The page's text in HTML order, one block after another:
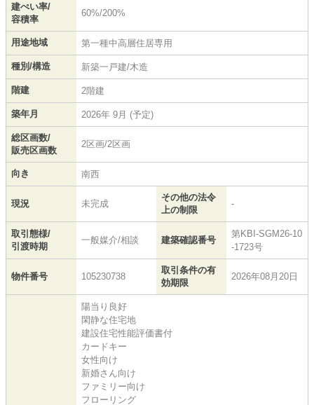
建ぺい率/
容積率
60%/200%
用途地域 第一種中高層住居専用
種別/構造 新築一戸建/木造
階建 2階建
築年月 2026年 9月 (予定)
総区画数/
販売区画数
2区画/2区画
向き 南西
現況 未完成
その他の法令
上の制限
-
取引態様/
引渡時期
一般媒介/相談 建築確認番号
第KBI-SGM26-10
-1723号
物件番号 105230738
取引条件の有
効期限
2026年08月20日
陽当り良好
閑静な住宅地
建設住宅性能評価書付
カードキー
女性向け
新婚さん向け
ファミリー向け
フローリング